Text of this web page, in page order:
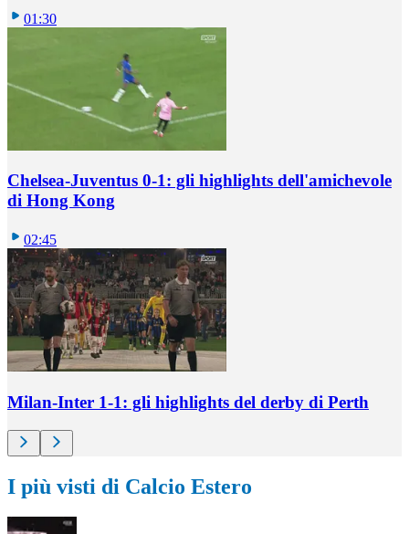
01:30
Chelsea-Juventus 0-1: gli highlights dell'amichevole
di Hong Kong
02:45
Milan-Inter 1-1: gli highlights del derby di Perth
I più visti di Calcio Estero